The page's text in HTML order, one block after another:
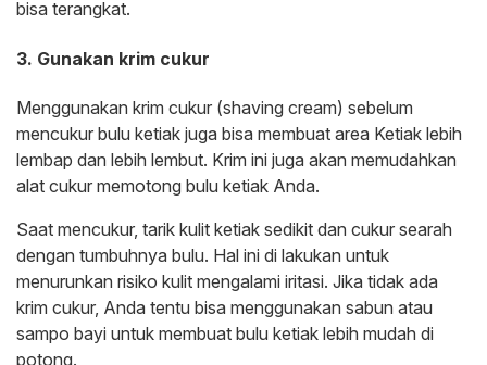
bisa terangkat.
3. Gunakan krim cukur
Menggunakan krim cukur (shaving cream) sebelum
mencukur bulu ketiak juga bisa membuat area Ketiak lebih
lembap dan lebih lembut. Krim ini juga akan memudahkan
alat cukur memotong bulu ketiak Anda.
Saat mencukur, tarik kulit ketiak sedikit dan cukur searah
dengan tumbuhnya bulu. Hal ini di lakukan untuk
menurunkan risiko kulit mengalami iritasi. Jika tidak ada
krim cukur, Anda tentu bisa menggunakan sabun atau
sampo bayi untuk membuat bulu ketiak lebih mudah di
potong.